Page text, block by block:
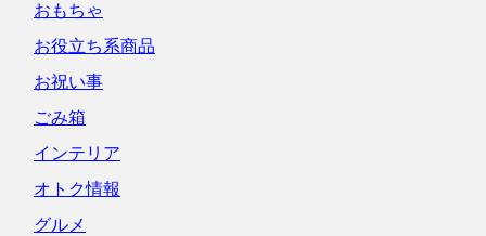
おもちゃ
お役立ち系商品
お祝い事
ごみ箱
インテリア
オトク情報
グルメ